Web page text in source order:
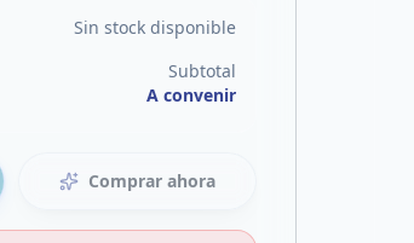
Sin stock disponible
Subtotal
A convenir
Comprar ahora